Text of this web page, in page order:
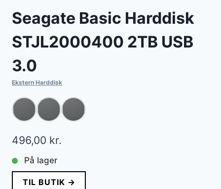
Seagate Basic Harddisk
STJL2000400 2TB USB
3.0
Ekstern Harddisk
496,00 kr.
På lager
TIL BUTIK →